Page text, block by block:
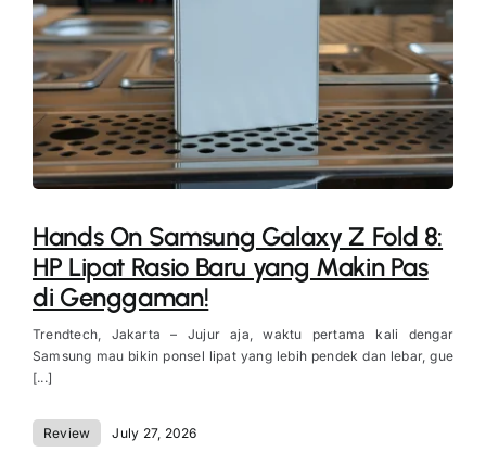
Hands On Samsung Galaxy Z Fold 8:
HP Lipat Rasio Baru yang Makin Pas
di Genggaman!
Trendtech, Jakarta – Jujur aja, waktu pertama kali dengar
Samsung mau bikin ponsel lipat yang lebih pendek dan lebar, gue
[...]
Review July 27, 2026